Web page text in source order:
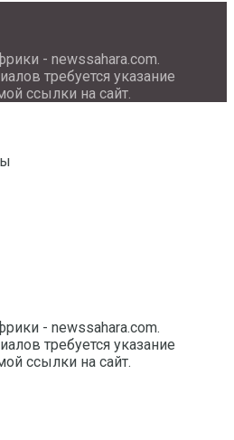
- newssahara.com.
требуется указание
ссылки на сайт.
- newssahara.com.
требуется указание
ссылки на сайт.